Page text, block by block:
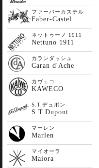
ファーバーカステル
Faber-Castel
ネットゥーノ 1911
Nettuno 1911
カランダッシュ
Caran d'Ache
カヴェコ
KAWECO
S.T.デュポン
S.T.Dupont
マーレン
Marlen
マイオーラ
Maiora